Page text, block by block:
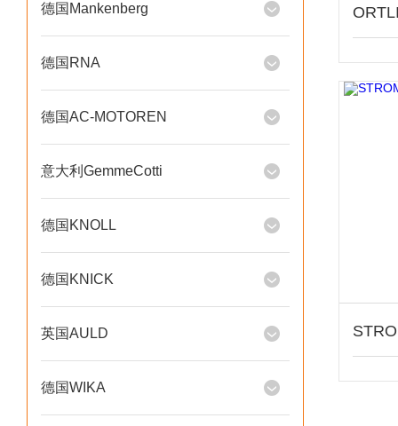
德国Mankenberg
德国RNA
德国AC-MOTOREN
意大利GemmeCotti
德国KNOLL
德国KNICK
英国AULD
德国WIKA